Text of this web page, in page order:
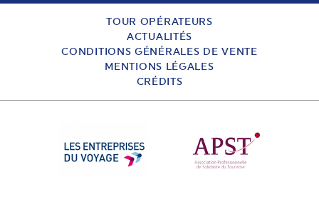
TOUR OPÉRATEURS
ACTUALITÉS
CONDITIONS GÉNÉRALES DE VENTE
MENTIONS LÉGALES
CRÉDITS